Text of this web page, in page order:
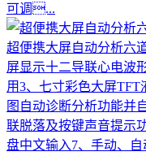
可调...
超便携大屏自动分析六
屏显示十二导联心电波
用3、七寸彩色大屏
图自动诊断分析功能并
联脱落及按键声音提示
盘中文输入7、手动、